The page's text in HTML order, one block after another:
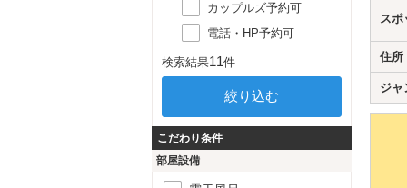
スポ
住所
ジャ
カップルズ予約可
電話・HP予約可
検索結果11件
こだわり条件
部屋設備